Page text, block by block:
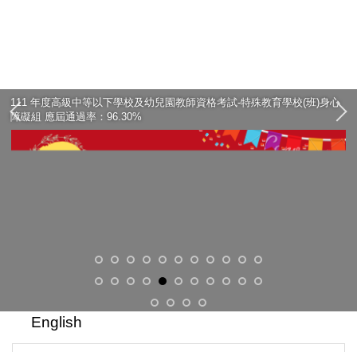
111 年度高級中等以下學校及幼兒園教師資格考試-特殊教育學校(班)身心
障礙組 應屆通過率：96.30%
English